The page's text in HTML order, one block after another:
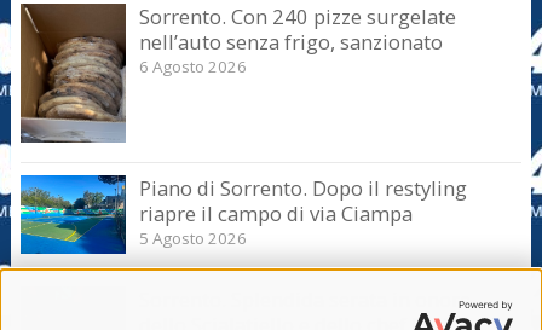
Sorrento. Con 240 pizze surgelate
nell’auto senza frigo, sanzionato
6 Agosto 2026
Piano di Sorrento. Dopo il restyling
riapre il campo di via Ciampa
5 Agosto 2026
Sorrento. Splendida serata in onore
dello Scialatiello e dello chef Enrico